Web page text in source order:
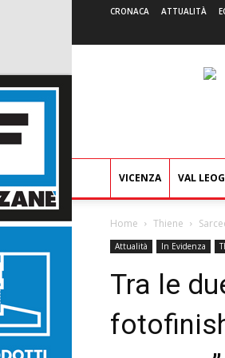
CRONACA ATTUALITÀ
VICENZA VAL
Home Thiene
Attualità In Evidenza
Tra le